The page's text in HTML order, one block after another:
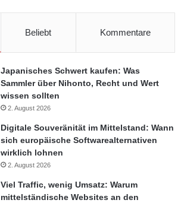
Beliebt Kommentare
Japanisches Schwert kaufen: Was
Sammler über Nihonto, Recht und Wert
wissen sollten
2. August 2026
Digitale Souveränität im Mittelstand: Wann
sich europäische Softwarealternativen
wirklich lohnen
2. August 2026
Viel Traffic, wenig Umsatz: Warum
mittelständische Websites an den